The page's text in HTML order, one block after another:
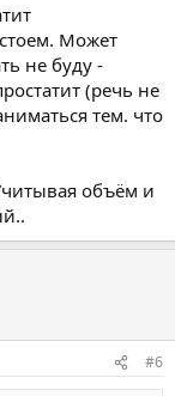
Может
не буду -
(речь не
тем. что
объём и
#6